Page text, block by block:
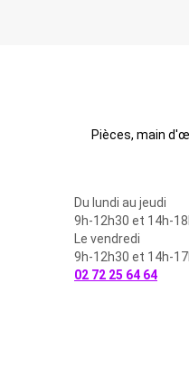
Pièces, main
Du lundi au jeudi
9h-12h30 et 14h-
Le vendredi
9h-12h30 et 14h-
02 72 25 64 64